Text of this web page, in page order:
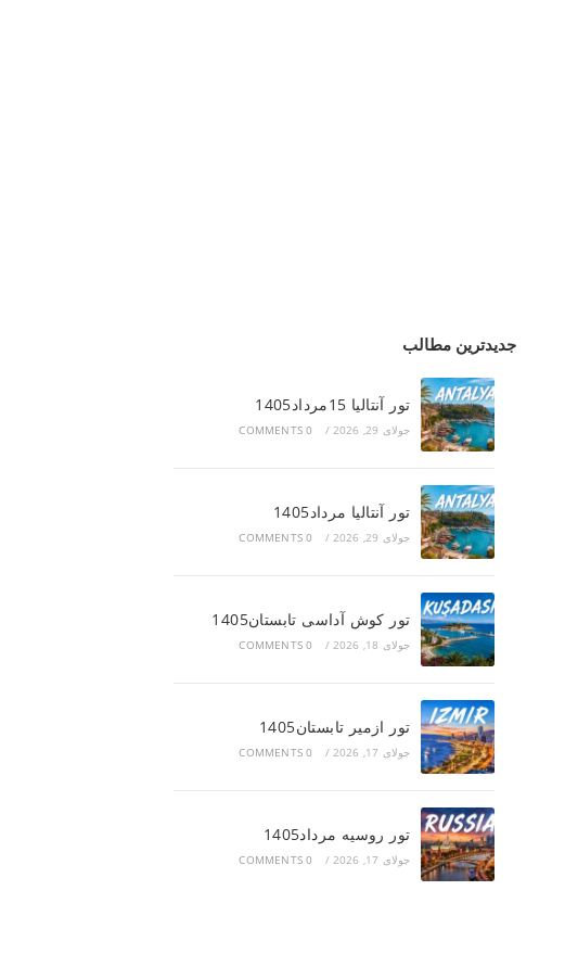
جدیدترین مطالب
تور آنتالیا 15مرداد1405
جولای 29, 2026 /
0 COMMENTS
تور آنتالیا مرداد1405
جولای 29, 2026 /
0 COMMENTS
تور کوش آداسی تابستان1405
جولای 18, 2026 /
0 COMMENTS
تور ازمیر تابستان1405
جولای 17, 2026 /
0 COMMENTS
تور روسیه مرداد1405
جولای 17, 2026 /
0 COMMENTS